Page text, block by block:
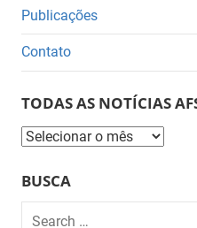
Publicações
Contato
TODAS AS NOTÍCIAS
Todas
Notícias
BUSCA
Search